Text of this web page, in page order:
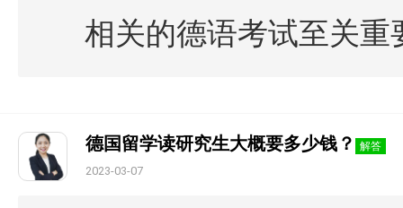
相关的德语考试至关重
德国留学读研究生大概要多少钱？ 解答
2023-03-07